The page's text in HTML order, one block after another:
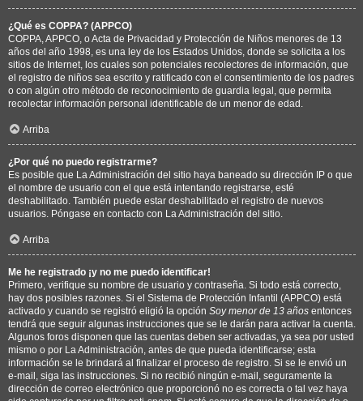
¿Qué es COPPA? (APPCO)
COPPA, APPCO, o Acta de Privacidad y Protección de Niños menores de 13
años del año 1998, es una ley de los Estados Unidos, donde se solicita a los
sitios de Internet, los cuales son potenciales recolectores de información, que
el registro de niños sea escrito y ratificado con el consentimiento de los padres
o con algún otro método de reconocimiento de guardia legal, que permita
recolectar información personal identificable de un menor de edad.
Arriba
¿Por qué no puedo registrarme?
Es posible que La Administración del sitio haya baneado su dirección IP o que
el nombre de usuario con el que está intentando registrarse, esté
deshabilitado. También puede estar deshabilitado el registro de nuevos
usuarios. Póngase en contacto con La Administración del sitio.
Arriba
Me he registrado ¡y no me puedo identificar!
Primero, verifique su nombre de usuario y contraseña. Si todo está correcto,
hay dos posibles razones. Si el Sistema de Protección Infantil (APPCO) está
activado y cuando se registró eligió la opción Soy menor de 13 años entonces
tendrá que seguir algunas instrucciones que se le darán para activar la cuenta.
Algunos foros disponen que las cuentas deben ser activadas, ya sea por usted
mismo o por La Administración, antes de que pueda identificarse; esta
información se le brindará al finalizar el proceso de registro. Si se le envió un
e-mail, siga las instrucciones. Si no recibió ningún e-mail, seguramente la
dirección de correo electrónico que proporcionó no es correcta o tal vez haya